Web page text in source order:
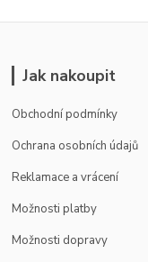
Jak nakoupit
Obchodní podmínky
Ochrana osobních údajů
Reklamace a vrácení
Možnosti platby
Možnosti dopravy